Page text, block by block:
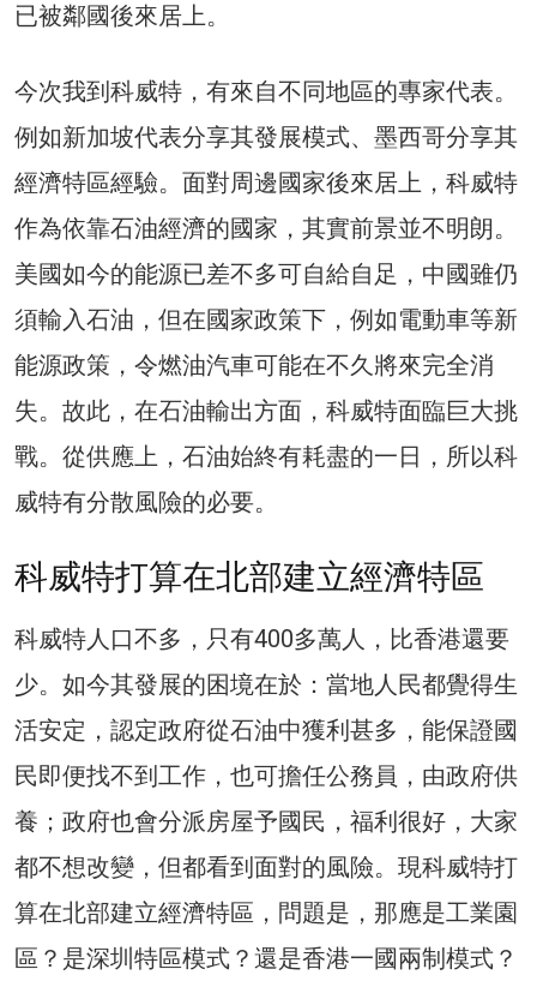
已被鄰國後來居上。
今次我到科威特，有來自不同地區的專家代表。
例如新加坡代表分享其發展模式、墨西哥分享其
經濟特區經驗。面對周邊國家後來居上，科威特
作為依靠石油經濟的國家，其實前景並不明朗。
美國如今的能源已差不多可自給自足，中國雖仍
須輸入石油，但在國家政策下，例如電動車等新
能源政策，令燃油汽車可能在不久將來完全消
失。故此，在石油輸出方面，科威特面臨巨大挑
戰。從供應上，石油始終有耗盡的一日，所以科
威特有分散風險的必要。
科威特打算在北部建立經濟特區
科威特人口不多，只有400多萬人，比香港還要
少。如今其發展的困境在於：當地人民都覺得生
活安定，認定政府從石油中獲利甚多，能保證國
民即便找不到工作，也可擔任公務員，由政府供
養；政府也會分派房屋予國民，福利很好，大家
都不想改變，但都看到面對的風險。現科威特打
算在北部建立經濟特區，問題是，那應是工業園
區？是深圳特區模式？還是香港一國兩制模式？